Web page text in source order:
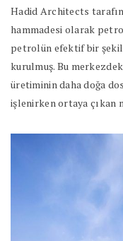
Hadid Architects
hammadesi olarak
petrolün efektif bir
kurulmuş. Bu
üretiminin daha doğa
işlenirken ortaya çıkan